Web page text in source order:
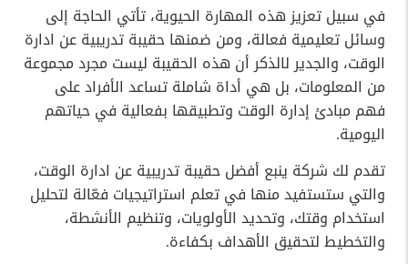
في سبيل تعزيز هذه المهارة الحيوية، تأتي الحاجة إلى
وسائل تعليمية فعالة، ومن ضمنها حقيبة تدريبية عن ادارة
الوقت، والجدير لالذكر أن هذه الحقيبة ليست مجرد مجموعة
من المعلومات، بل هي أداة شاملة تساعد الأفراد على
فهم مبادئ إدارة الوقت وتطبيقها بفعالية في حياتهم
اليومية.
تقدم لك شركة ينبع أفضل حقيبة تدريبية عن ادارة الوقت،
والتي ستستفيد منها في تعلم استراتيجيات فعّالة لتحليل
استخدام وقتك، وتحديد الأولويات، وتنظيم الأنشطة،
والتخطيط لتحقيق الأهداف بكفاءة.